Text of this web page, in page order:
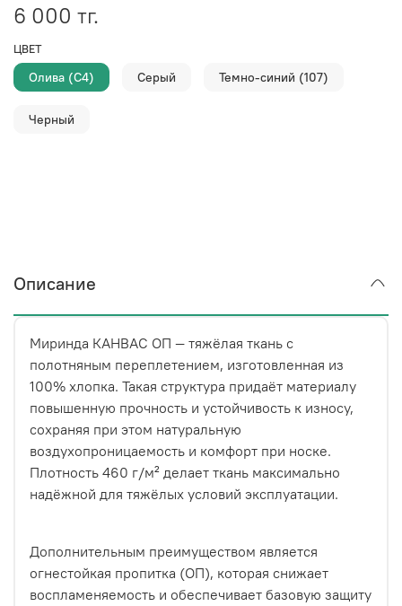
6 000 тг.
ЦВЕТ
Олива (С4) Серый Темно-синий (107)
Черный
Описание
Миринда КАНВАС ОП — тяжёлая ткань с
полотняным переплетением, изготовленная из
100% хлопка. Такая структура придаёт материалу
повышенную прочность и устойчивость к износу,
сохраняя при этом натуральную
воздухопроницаемость и комфорт при носке.
Плотность 460 г/м² делает ткань максимально
надёжной для тяжёлых условий эксплуатации.
Дополнительным преимуществом является
огнестойкая пропитка (ОП), которая снижает
воспламеняемость и обеспечивает базовую защиту